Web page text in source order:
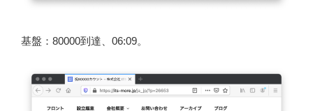
基盤：80000到達、06:09。